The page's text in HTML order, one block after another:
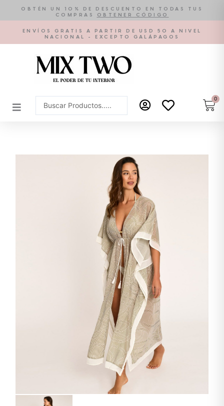
contenido
OBTÉN UN 10% DE DESCUENTO EN TODAS TUS
COMPRAS
OBTENER CÓDIGO
ENVÍOS GRATIS A PARTIR DE USD 50 A NIVEL
NACIONAL - EXCEPTO GALÁPAGOS
Search
...
0